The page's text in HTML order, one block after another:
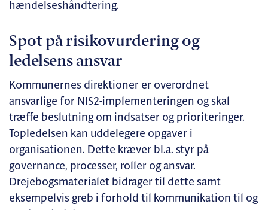
hændelseshåndtering.
Spot på risikovurdering og
ledelsens ansvar
Kommunernes direktioner er overordnet
ansvarlige for NIS2-implementeringen og skal
træffe beslutning om indsatser og prioriteringer.
Topledelsen kan uddelegere opgaver i
organisationen. Dette kræver bl.a. styr på
governance, processer, roller og ansvar.
Drejebogsmaterialet bidrager til dette samt
eksempelvis greb i forhold til kommunikation til og